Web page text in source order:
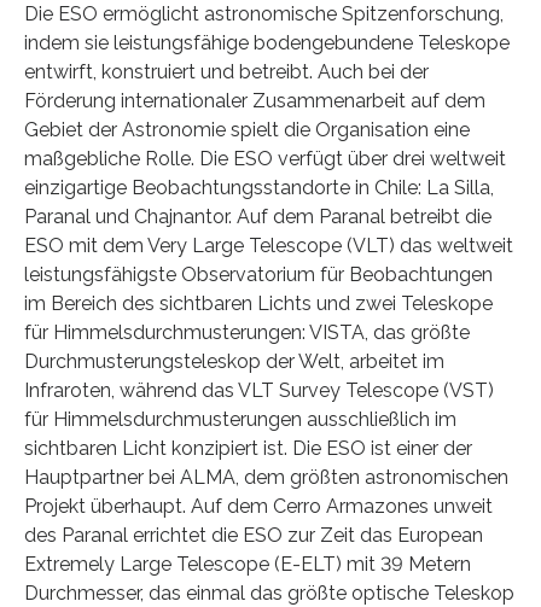
Die ESO ermöglicht astronomische Spitzenforschung,
indem sie leistungsfähige bodengebundene Teleskope
entwirft, konstruiert und betreibt. Auch bei der
Förderung internationaler Zusammenarbeit auf dem
Gebiet der Astronomie spielt die Organisation eine
maßgebliche Rolle. Die ESO verfügt über drei weltweit
einzigartige Beobachtungsstandorte in Chile: La Silla,
Paranal und Chajnantor. Auf dem Paranal betreibt die
ESO mit dem Very Large Telescope (VLT) das weltweit
leistungsfähigste Observatorium für Beobachtungen
im Bereich des sichtbaren Lichts und zwei Teleskope
für Himmelsdurchmusterungen: VISTA, das größte
Durchmusterungsteleskop der Welt, arbeitet im
Infraroten, während das VLT Survey Telescope (VST)
für Himmelsdurchmusterungen ausschließlich im
sichtbaren Licht konzipiert ist. Die ESO ist einer der
Hauptpartner bei ALMA, dem größten astronomischen
Projekt überhaupt. Auf dem Cerro Armazones unweit
des Paranal errichtet die ESO zur Zeit das European
Extremely Large Telescope (E-ELT) mit 39 Metern
Durchmesser, das einmal das größte optische Teleskop